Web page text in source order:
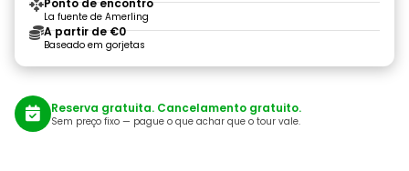
Ponto de encontro
La fuente de Amerling
A partir de €0
Baseado em gorjetas
Reserva gratuita. Cancelamento gratuito.
Sem preço fixo — pague o que achar que o tour vale.